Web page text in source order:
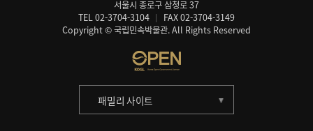
서울시 종로구 삼청로 37
TEL 02-3704-3104
FAX 02-3704-3149
Copyright © 국립민속박물관. All Rights Reserved
패밀리 사이트